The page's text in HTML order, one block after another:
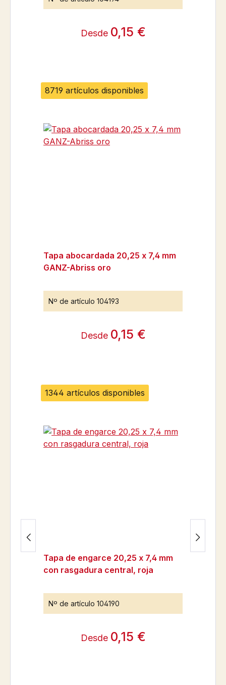
8719 artículos disponibles
Desde 0,15 €
1344 artículos disponibles
Tapa abocardada 20,25 x 7,4 mm
GANZ-Abriss oro
Nº de artículo 104193
Desde 0,15 €
Tapa de engarce 20,25 x 7,4 mm
con rasgadura central, roja
Nº de artículo 104190
Desde 0,15 €